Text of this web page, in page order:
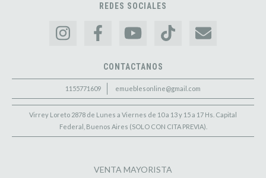
REDES SOCIALES
CONTACTANOS
1155771609 emueblesonline@gmail.com
Virrey Loreto 2878 de Lunes a Viernes de 10 a 13 y 15 a 17 Hs. Capital
Federal, Buenos Aires (SOLO CON CITA PREVIA).
VENTA MAYORISTA